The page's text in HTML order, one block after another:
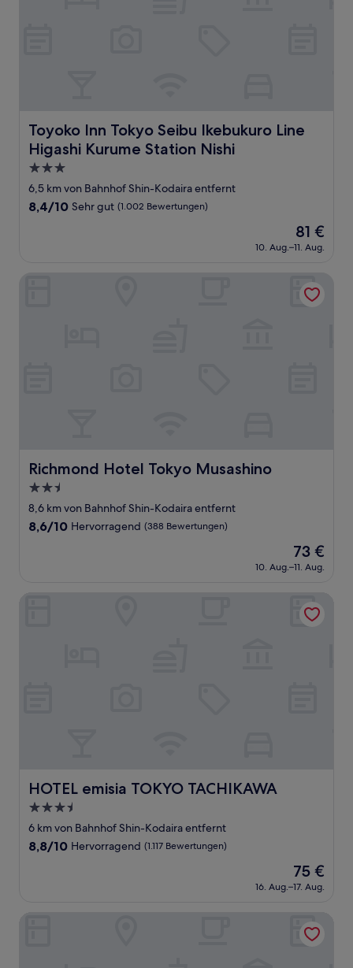
Toyoko Inn Tokyo Seibu Ikebukuro Line
Higashi Kurume Station Nishi
Toyoko Inn Tokyo Seibu Ikebukuro Line Higashi Kurume
3.0-
Sterne-
Unterkunft
6,5 km von Bahnhof Shin-Kodaira entfernt
8.4
(1.002
8,4/10 Sehr gut (1.002 Bewertungen)
Der
Preis
beträgt
81 €
10. Aug.–11. Aug.
Richmond Hotel Tokyo Musashino
Richmond Hotel Tokyo Musashino
2.5-
Sterne-
Unterkunft
8,6 km von Bahnhof Shin-Kodaira entfernt
8.6
Bewertungen)
8,6/10 Hervorragend (388 Bewertungen)
Der
Preis
beträgt
73 €
10. Aug.–11. Aug.
HOTEL emisia TOKYO TACHIKAWA
HOTEL emisia TOKYO TACHIKAWA
3.5-
Sterne-
Unterkunft
6 km von Bahnhof Shin-Kodaira entfernt
8.8
Bewertungen)
8,8/10 Hervorragend (1.117 Bewertungen)
Der
Preis
beträgt
75 €
16. Aug.–17. Aug.